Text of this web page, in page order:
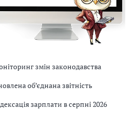
змін законодавства
об’єднана звітність
зарплати в серпні 2026